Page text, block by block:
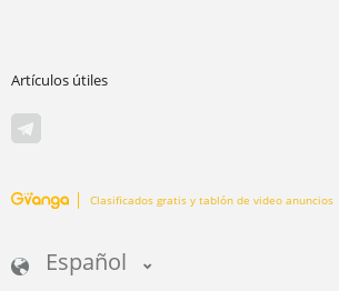
Artículos útiles
Clasificados gratis y tablón de video anuncios
Español